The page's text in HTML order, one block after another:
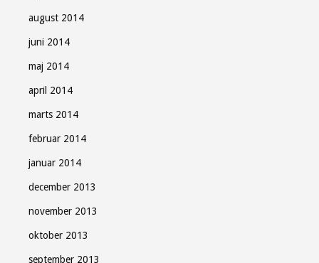
august 2014
juni 2014
maj 2014
april 2014
marts 2014
februar 2014
januar 2014
december 2013
november 2013
oktober 2013
september 2013